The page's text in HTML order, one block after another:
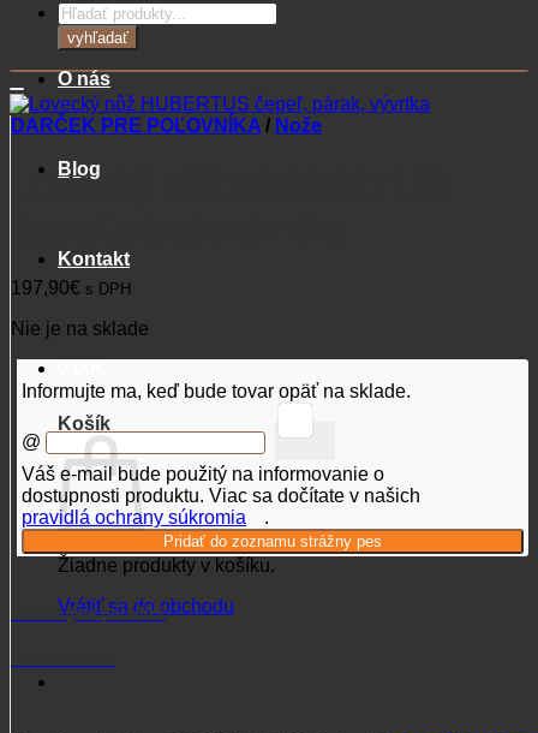
O nás
Blog
Kontakt
Košík
Žiadne produkty v košíku.
Vrátiť sa do obchodu
Products
search
vyhľadať
DARČEK PRE POĽOVNÍKA / Nože
Lovecký nôž HUBERTUS
197,90€ s DPH
Nie je na sklade
Informujte ma, keď bude tovar opäť na sklade.
@
Váš e-mail bude použitý na informovanie o
dostupnosti produktu. Viac sa dočítate v našich
pravidlá ochrany súkromia
.
Potrebujete poradiť?